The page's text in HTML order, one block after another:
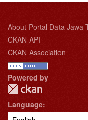
About Portal Data Jawa
CKAN API
CKAN Association
Powered by
Language